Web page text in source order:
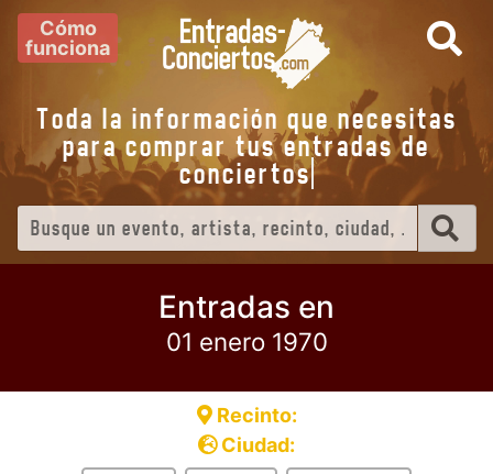
Cómo
funciona
Toda la información que necesitas
para comprar tus entradas de
conciertos
Entradas en
01 enero 1970
Recinto:
Ciudad: